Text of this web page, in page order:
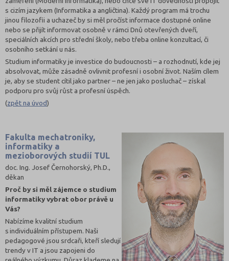
s cizím jazykem (Informatika a angličtina). Každý program má trochu
jinou filozofii a uchazeč by si měl pročíst informace dostupné online
nebo se přijít informovat osobně v rámci Dnů otevřených dveří,
speciálních akcích pro střední školy, nebo třeba online konzultací, či
osobního setkání u nás.
Studium informatiky je investice do budoucnosti – a rozhodnutí, kde jej
absolvovat, může zásadně ovlivnit profesní i osobní život. Naším cílem
je, aby se student cítil jako partner – ne jen jako posluchač – získal
podporu pro svůj růst a profesní úspěch.
(zpět na úvod)
Fakulta mechatroniky,
informatiky a
mezioborových studií TUL
doc. Ing. Josef Černohorský, Ph.D.,
děkan
Proč by si měl zájemce o studium
informatiky vybrat obor právě u
Vás?
Nabízíme kvalitní studium
s individuálním přístupem. Naši
pedagogové jsou srdcaři, kteří sledují
trendy v IT a jsou zapojeni do